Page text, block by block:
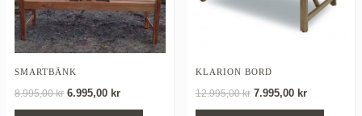
SMARTBÄNK
8.995,00kr Det
ursprungliga
6.995,00 krDet
nuvarande
KLARION BORD
12.995,00kr Det
ursprungliga
7.995,00 krDet